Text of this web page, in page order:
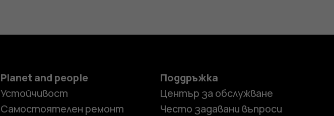
Planet and people
Устойчивост
Самостоятелен ремонт
Поддръжка
Център за обслужване
Често задавани въпроси